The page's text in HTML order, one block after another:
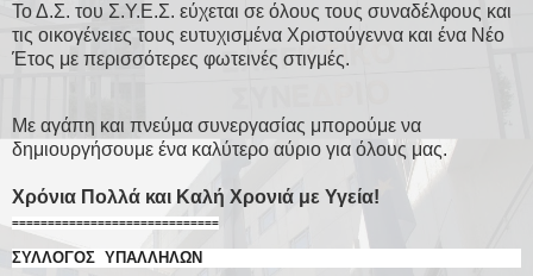
Το Δ.Σ. του Σ.Υ.Ε.Σ. εύχεται σε όλους τους συναδέλφους και
τις οικογένειες τους ευτυχισμένα Χριστούγεννα και ένα Νέο
Έτος με περισσότερες φωτεινές στιγμές.
Με αγάπη και πνεύμα συνεργασίας μπορούμε να
δημιουργήσουμε ένα καλύτερο αύριο για όλους μας.
Χρόνια Πολλά και Καλή Χρονιά με Υγεία!
=============================
ΣΥΛΛΟΓΟΣ ΥΠΑΛΛΗΛΩΝ